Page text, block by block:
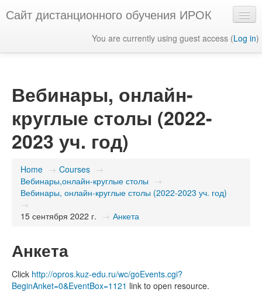
Сайт дистанционного обучения ИРОК
You are currently using guest access (Log in)
Вебинары, онлайн-
круглые столы (2022-
2023 уч. год)
Home → Courses →
Вебинары,онлайн-круглые столы →
Вебинары, онлайн-круглые столы (2022-2023 уч. год)
→
15 сентября 2022 г. → Анкета
Анкета
Click http://opros.kuz-edu.ru/wc/goEvents.cgi?
BeginAnket=0&EventBox=1121 link to open resource.